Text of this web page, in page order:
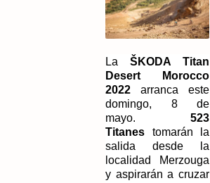
La ŠKODA Titan
Desert Morocco
2022 arranca este
domingo, 8 de
mayo. 523
Titanes tomarán la
salida desde la
localidad Merzouga
y aspirarán a cruzar